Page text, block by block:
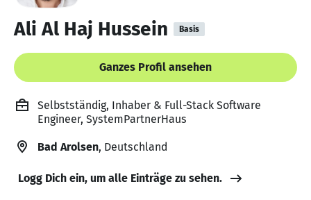
Ali Al Haj Hussein Basis
Ganzes Profil ansehen
Selbstständig, Inhaber & Full-Stack Software
Engineer, SystemPartnerHaus
Bad Arolsen, Deutschland
Logg Dich ein, um alle Einträge zu sehen.